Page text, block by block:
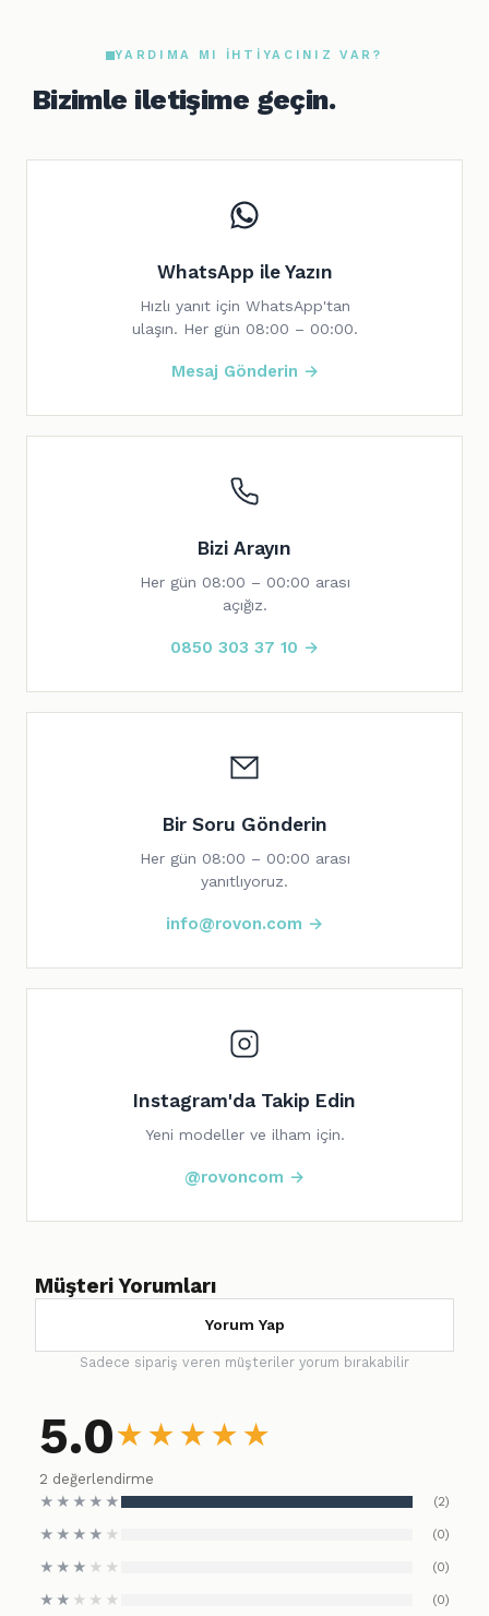
YARDIMA MI IHTIYACINIZ VAR?
Bizimle iletişime geçin.
WhatsApp ile Yazın
Hızlı yanıt için WhatsApp'tan
ulaşın. Her gün 08:00 – 00:00.
Mesaj Gönderin →
Bizi Arayın
Her gün 08:00 – 00:00 arası
açığız.
0850 303 37 10 →
Bir Soru Gönderin
Her gün 08:00 – 00:00 arası
yanıtlıyoruz.
info@rovon.com →
Instagram'da Takip Edin
Yeni modeller ve ilham için.
@rovoncom →
Müşteri Yorumları
Yorum Yap
Sadece sipariş veren müşteriler yorum bırakabilir
5.0★ ★ ★ ★ ★
2 değerlendirme
★ ★ ★ ★ ★ (2)
★ ★ ★ ★ ★ (0)
★ ★ ★ ★ ★ (0)
★ ★ ★ ★ ★ (0)